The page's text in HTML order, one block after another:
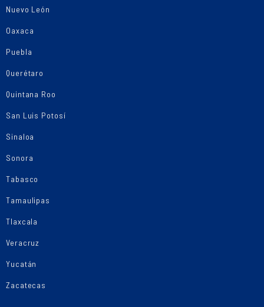
Nuevo León
Oaxaca
Puebla
Querétaro
Quintana Roo
San Luis Potosí
Sinaloa
Sonora
Tabasco
Tamaulipas
Tlaxcala
Veracruz
Yucatán
Zacatecas